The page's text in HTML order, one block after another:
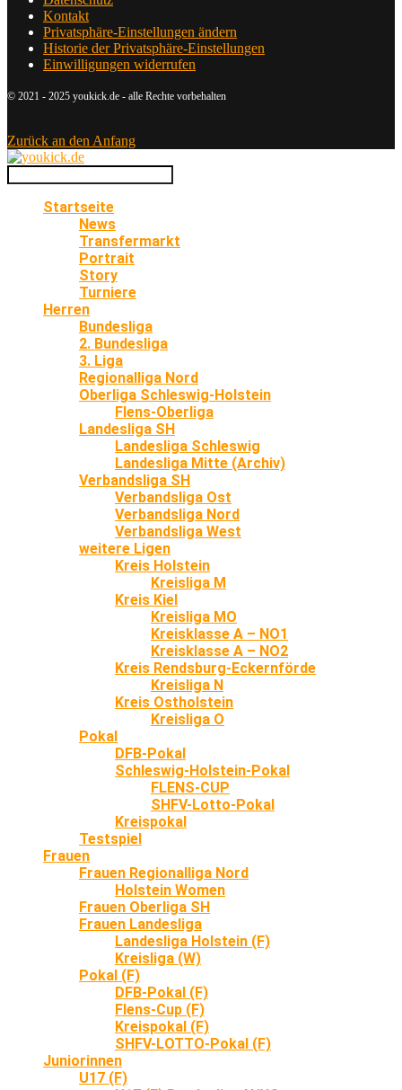
Kontakt
Privatsphäre-Einstellungen ändern
Historie der Privatsphäre-Einstellungen
Einwilligungen widerrufen
© 2021 - 2025 youkick.de - alle Rechte vorbehalten
Zurück an den Anfang
Startseite
News
Transfermarkt
Portrait
Story
Turniere
Herren
Bundesliga
2. Bundesliga
3. Liga
Regionalliga Nord
Oberliga Schleswig-Holstein
Flens-Oberliga
Landesliga SH
Landesliga Schleswig
Landesliga Mitte (Archiv)
Verbandsliga SH
Verbandsliga Ost
Verbandsliga Nord
Verbandsliga West
weitere Ligen
Kreis Holstein
Kreisliga M
Kreis Kiel
Kreisliga MO
Kreisklasse A – NO1
Kreisklasse A – NO2
Kreis Rendsburg-Eckernförde
Kreisliga N
Kreis Ostholstein
Kreisliga O
Pokal
DFB-Pokal
Schleswig-Holstein-Pokal
FLENS-CUP
SHFV-Lotto-Pokal
Kreispokal
Testspiel
Frauen
Frauen Regionalliga Nord
Holstein Women
Frauen Oberliga SH
Frauen Landesliga
Landesliga Holstein (F)
Kreisliga (W)
Pokal (F)
DFB-Pokal (F)
Flens-Cup (F)
Kreispokal (F)
SHFV-LOTTO-Pokal (F)
Juniorinnen
U17 (F)